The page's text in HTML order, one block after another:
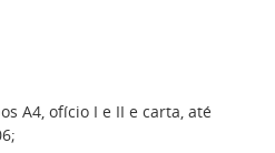
A4, ofício I e II e carta, até